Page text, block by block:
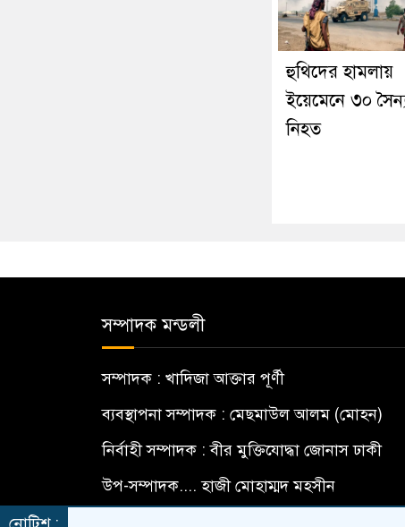
হুথিদের হামলায়
ইয়েমেনে ৩০
নিহত
সম্পাদক মন্ডলী
সম্পাদক : খাদিজা আক্তার পূর্ণী
ব্যবস্থাপনা সম্পাদক : মেছমাউল আলম (মোহন)
নির্বাহী সম্পাদক : বীর মুক্তিযোদ্ধা জোনাস ঢাকী
উপ-সম্পাদক.... হাজী মোহাম্মদ মহসীন